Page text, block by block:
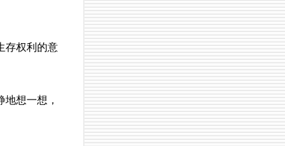
存权利的意
想一想，